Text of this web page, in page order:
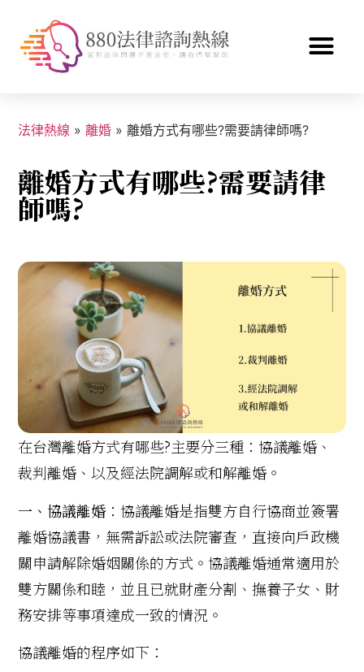
法律熱線 »離婚 »離婚方式有哪些?需要請律師嗎?
離婚方式有哪些?需要請律
師嗎?
在台灣離婚方式有哪些?主要分三種：協議離婚、
裁判離婚、以及經法院調解或和解離婚。
一、協議離婚 ：協議離婚是指雙方自行協商並簽署
離婚協議書，無需訴訟或法院審查，直接向戶政機
關申請解除婚姻關係的方式。協議離婚通常適用於
雙方關係和睦，並且已就財產分割、撫養子女、財
務安排等事項達成一致的情況。
協議離婚的程序如下：